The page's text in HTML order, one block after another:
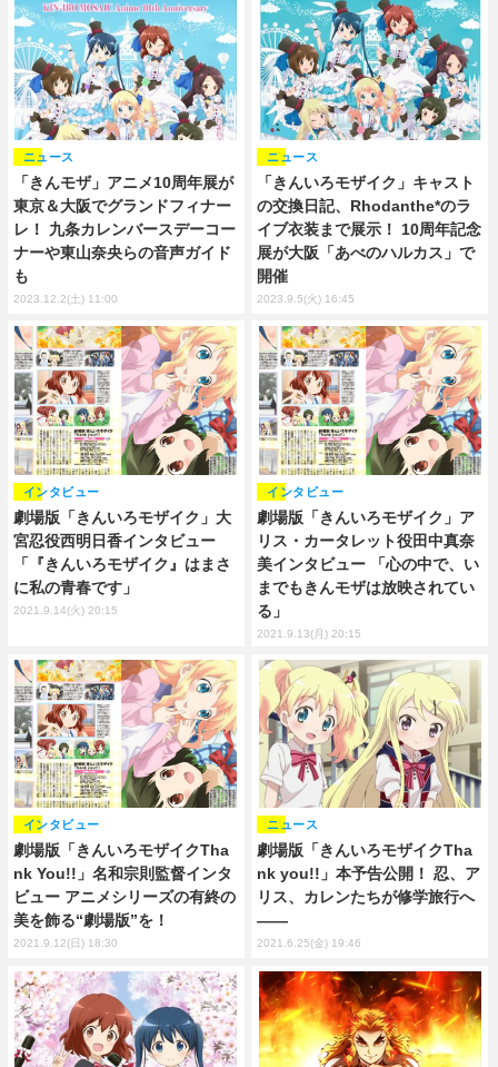
「きんモザ」アニメ10周年展が
東京＆大阪でグランドフィナー
レ！ 九条カレンバースデーコー
ナーや東山奈央らの音声ガイド
も
ニュース
2023.12.2(土) 11:00
「きんいろモザイク」キャスト
の交換日記、Rhodanthe*のラ
イブ衣装まで展示！ 10周年記念
展が大阪「あべのハルカス」で
開催
ニュース
2023.9.5(火) 16:45
劇場版「きんいろモザイク」大
宮忍役西明日香インタビュー
「『きんいろモザイク』はまさ
に私の青春です」
インタビュー
2021.9.14(火) 20:15
劇場版「きんいろモザイク」ア
リス・カータレット役田中真奈
美インタビュー 「心の中で、い
までもきんモザは放映されてい
る」
インタビュー
2021.9.13(月) 20:15
劇場版「きんいろモザイクTha
nk You!!」名和宗則監督インタ
ビュー アニメシリーズの有終の
美を飾る“劇場版”を！
インタビュー
2021.9.12(日) 18:30
劇場版「きんいろモザイクTha
nk you!!」本予告公開！ 忍、ア
リス、カレンたちが修学旅行へ
――
ニュース
2021.6.25(金) 19:46